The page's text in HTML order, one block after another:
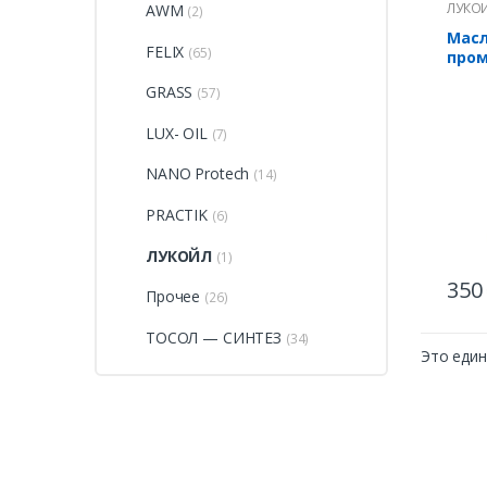
350
Это
AWM (2)
FELIX (65)
GRASS (57)
LUХ- ОIL (7)
NANO Protech (14)
PRACTIK (6)
ЛУКОЙЛ (1)
Прочее (26)
ТОСОЛ — СИНТЕЗ (34)